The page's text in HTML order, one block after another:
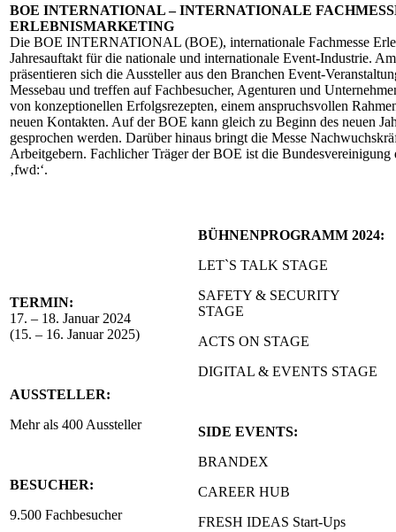
BOE INTERNATIONAL – INTERNATIONALE
ERLEBNISMARKETING
Die BOE INTERNATIONAL (BOE), internationale Fachmesse
Jahresauftakt für die nationale und internationale Event-Industrie.
präsentieren sich die Aussteller aus den Branchen Event-
Messebau und treffen auf Fachbesucher, Agenturen und
von konzeptionellen Erfolgsrezepten, einem anspruchsvollen
neuen Kontakten. Auf der BOE kann gleich zu Beginn des neuen
gesprochen werden. Darüber hinaus bringt die Messe
Arbeitgebern. Fachlicher Träger der BOE ist die Bundesvereinigung
‚fwd:‘.
TERMIN:
17. – 18. Januar 2024
(15. – 16. Januar 2025)
AUSSTELLER:
Mehr als 400 Aussteller
BESUCHER:
9.500 Fachbesucher
BÜHNENPROGRAMM 2024:
LET`S TALK STAGE
SAFETY & SECURITY
STAGE
ACTS ON STAGE
DIGITAL & EVENTS STAGE
SIDE EVENTS:
BRANDEX
CAREER HUB
FRESH IDEAS Start-Ups